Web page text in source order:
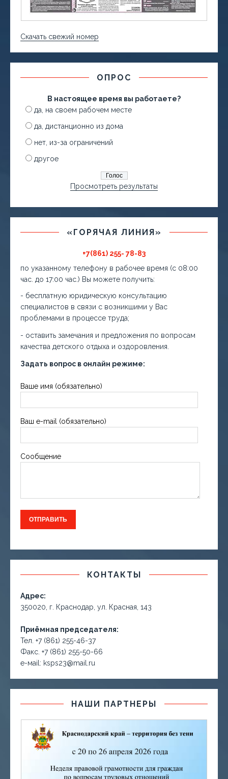
Скачать свежий номер
ОПРОС
В настоящее время вы работаете?
да, на своем рабочем месте
да, дистанционно из дома
нет, из-за ограничений
другое
Просмотреть результаты
«ГОРЯЧАЯ ЛИНИЯ»
+7(861) 255- 78-83
по указанному телефону в рабочее время (с 08:00
час. до 17:00 час.) Вы можете получить:
- бесплатную юридическую консультацию
специалистов в связи с возникшими у Вас
проблемами в процессе труда;
- оставить замечания и предложения по вопросам
качества детского отдыха и оздоровления.
Задать вопрос в онлайн режиме:
Ваше имя (обязательно)
Ваш e-mail (обязательно)
Сообщение
КОНТАКТЫ
Адрес:
350020, г. Краснодар, ул. Красная, 143
Приёмная председателя:
Тел. +7 (861) 255-46-37
Факс. +7 (861) 255-50-66
е-маil: ksps23@mail.ru
НАШИ ПАРТНЕРЫ